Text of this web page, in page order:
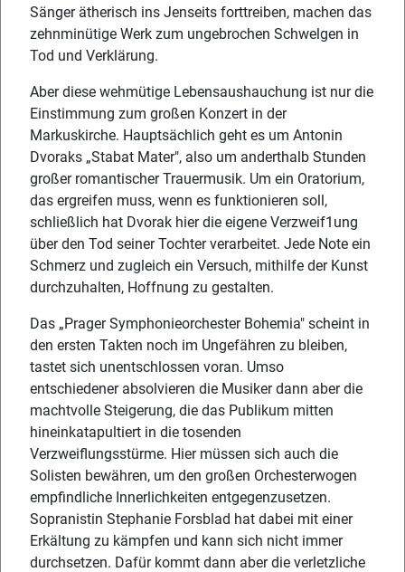
Sänger ätherisch ins Jenseits forttreiben, machen das
zehnminütige Werk zum ungebrochen Schwelgen in
Tod und Verklärung.
Aber diese wehmütige Lebensaushauchung ist nur die
Einstimmung zum großen Konzert in der
Markuskirche. Hauptsächlich geht es um Antonin
Dvoraks „Stabat Mater", also um anderthalb Stunden
großer romantischer Trauermusik. Um ein Oratorium,
das ergreifen muss, wenn es funktionieren soll,
schließlich hat Dvorak hier die eigene Verzweif1ung
über den Tod seiner Tochter verarbeitet. Jede Note ein
Schmerz und zugleich ein Versuch, mithilfe der Kunst
durchzuhalten, Hoffnung zu gestalten.
Das „Prager Symphonieorchester Bohemia" scheint in
den ersten Takten noch im Ungefähren zu bleiben,
tastet sich unentschlossen voran. Umso
entschiedener absolvieren die Musiker dann aber die
machtvolle Steigerung, die das Publikum mitten
hineinkatapultiert in die tosenden
Verzweiflungsstürme. Hier müssen sich auch die
Solisten bewähren, um den großen Orchesterwogen
empfindliche Innerlichkeiten entgegenzusetzen.
Sopranistin Stephanie Forsblad hat dabei mit einer
Erkältung zu kämpfen und kann sich nicht immer
durchsetzen. Dafür kommt dann aber die verletzliche